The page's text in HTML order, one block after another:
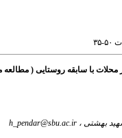
با سابقه روستایی ( مطالعه
بهشتی ، h_pendar@sbu.ac.ir